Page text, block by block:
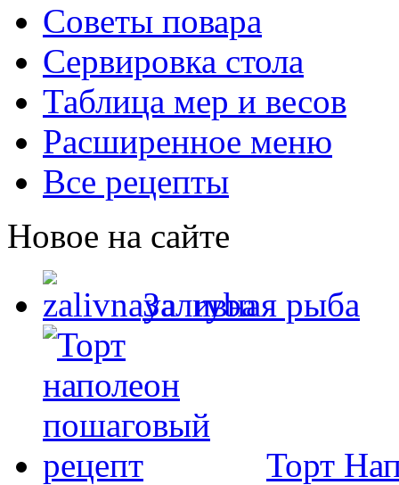
Советы повара
Сервировка стола
Таблица мер и весов
Расширенное меню
Все рецепты
Новое на сайте
Заливная рыба
Торт